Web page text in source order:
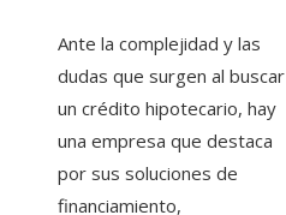
Ante la complejidad y las
dudas que surgen al buscar
un crédito hipotecario, hay
una empresa que destaca
por sus soluciones de
financiamiento,